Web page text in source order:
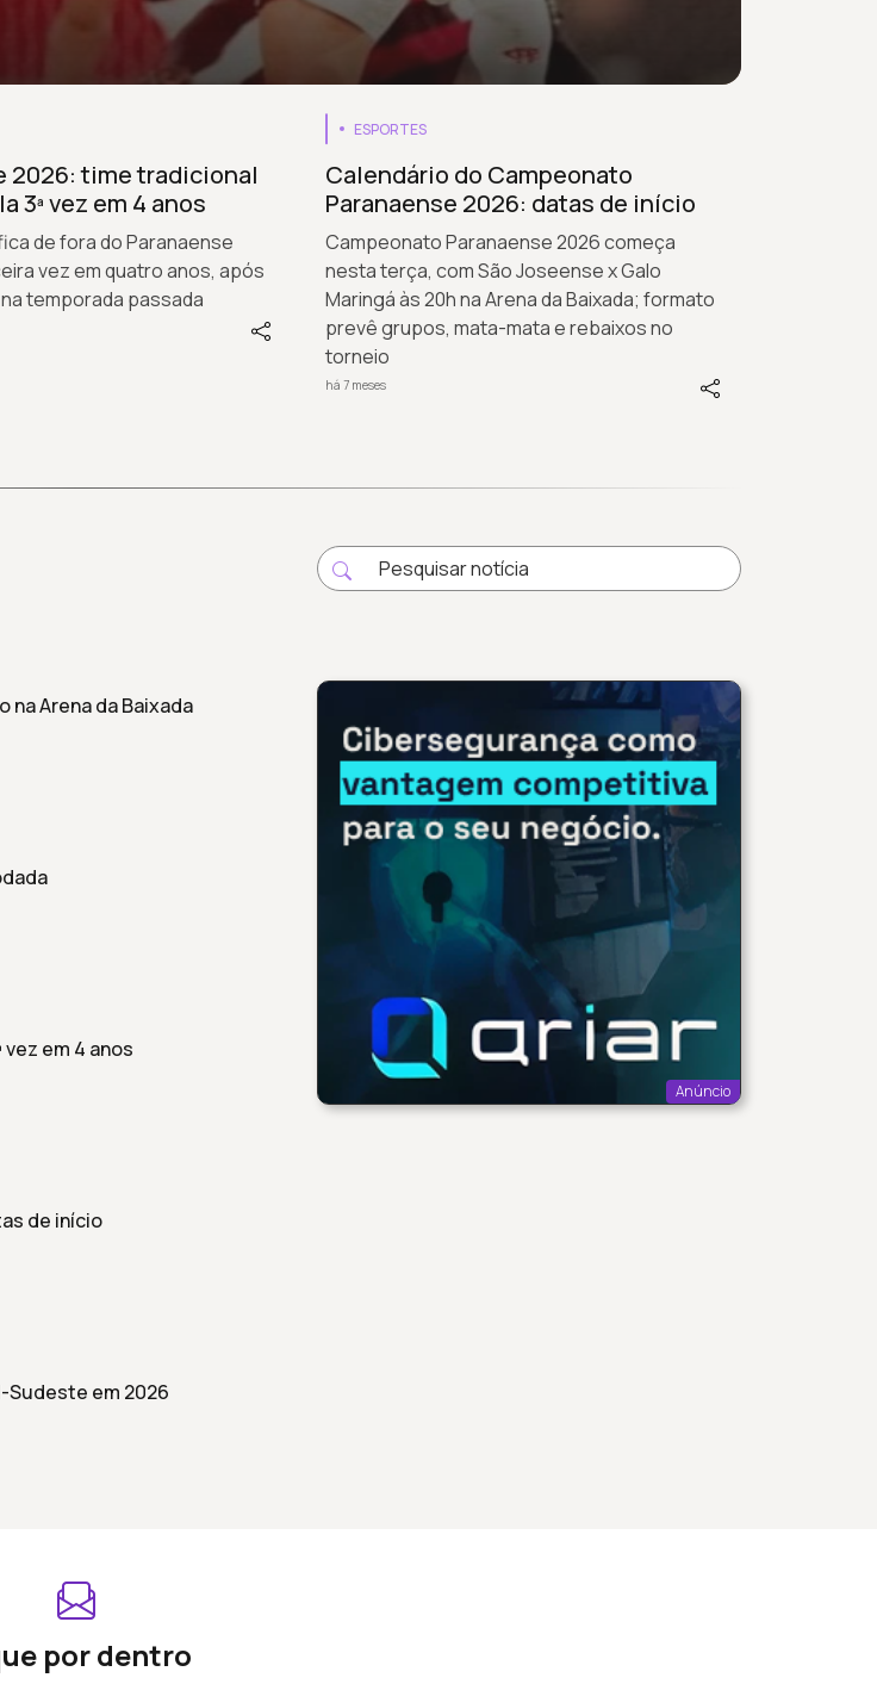
2026: time tradicional
3ª vez em 4 anos
de fora do Paranaense
vez em quatro anos, após
temporada passada
ESPORTES
Calendário do Campeonato
Paranaense 2026: datas de início
Campeonato Paranaense 2026 começa
nesta terça, com São Joseense x Galo
Maringá às 20h na Arena da Baixada; formato
prevê grupos, mata-mata e rebaixos no
torneio
há 7 meses
Anúncio
na Arena da Baixada
em 4 anos
de início
Sudeste em 2026
por dentro